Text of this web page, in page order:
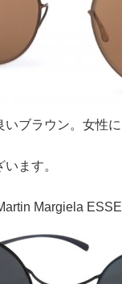
ブラウン。女性に
ます。
Margiela